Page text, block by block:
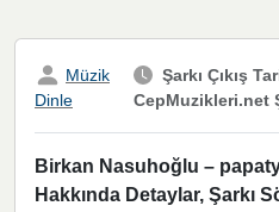
Müzik
Dinle
Şarkı Çıkış
CepMuzikleri.net
Birkan Nasuhoğlu –
Hakkında Detaylar, Şarkı